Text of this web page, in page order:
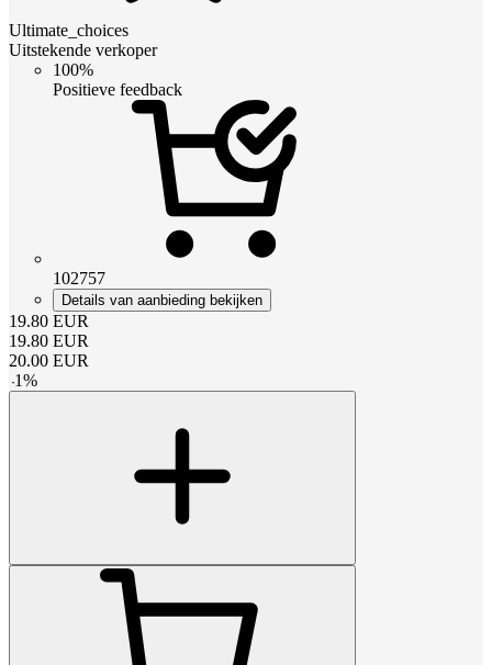
Ultimate_choices
Uitstekende verkoper
100%
Positieve feedback
102757
Details van aanbieding bekijken
19.80 EUR
19.80 EUR
20.00 EUR
-1%